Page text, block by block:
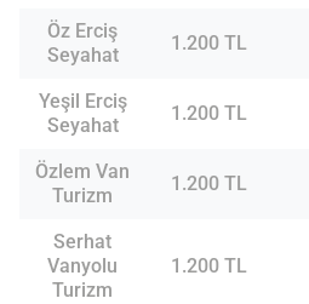
Öz Erciş
Seyahat
1.200 TL
Yeşil Erciş
Seyahat
1.200 TL
Özlem Van
Turizm
1.200 TL
Serhat
Vanyolu
Turizm
1.200 TL